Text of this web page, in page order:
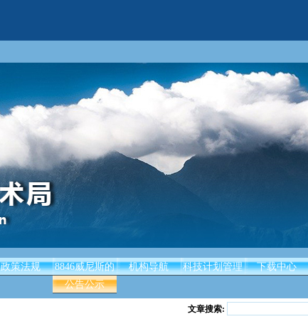
政策法规
8846威尼斯的
公告公示
机构导航 科技计划管理 下载中心
文章搜索: